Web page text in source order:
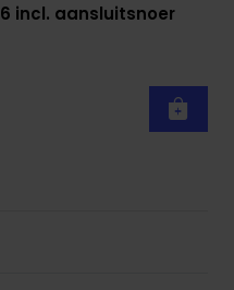
incl. aansluitsnoer